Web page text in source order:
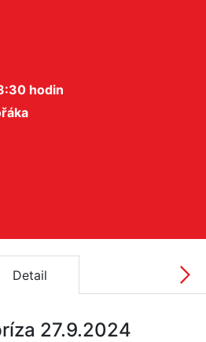
hodin
Detail
27.9.2024